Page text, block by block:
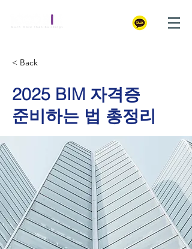
< Back
2025 BIM 자격증
준비하는 법 총정리